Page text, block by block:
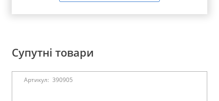
Супутні товари
Артикул: 390905